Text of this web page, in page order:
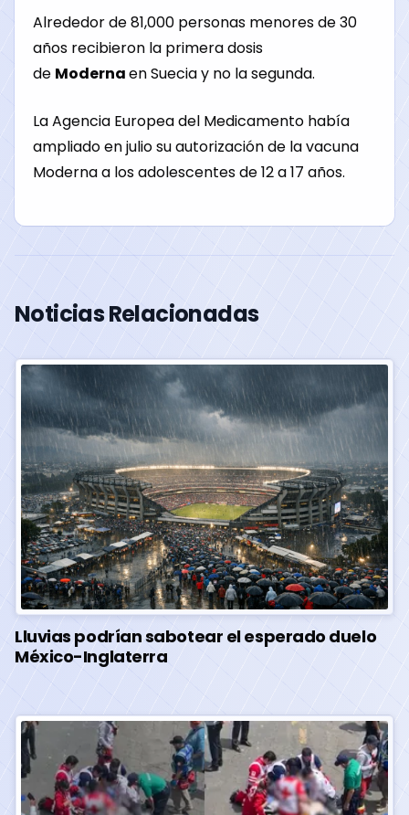
Alrededor de 81,000 personas menores de 30
años recibieron la primera dosis
de Modernaen Suecia y no la segunda.
La Agencia Europea del Medicamento había
ampliado en julio su autorización de la vacuna
Moderna a los adolescentes de 12 a 17 años.
Noticias Relacionadas
Lluvias podrían sabotear el esperado duelo
México-Inglaterra